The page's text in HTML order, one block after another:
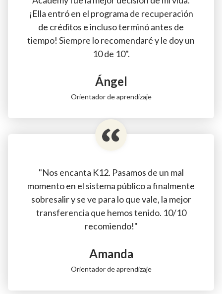
¡Ella entró en el programa de recuperación
de créditos e incluso terminó antes de
tiempo! Siempre lo recomendaré y le doy un
10 de 10".
Ángel
Orientador de aprendizaje
"Nos encanta K12. Pasamos de un mal
momento en el sistema público a finalmente
sobresalir y se ve para lo que vale, la mejor
transferencia que hemos tenido. 10/10
recomiendo!"
Amanda
Orientador de aprendizaje